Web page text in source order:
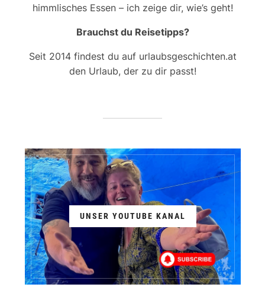
himmlisches Essen – ich zeige dir, wie’s geht!
Brauchst du Reisetipps?
Seit 2014 findest du auf urlaubsgeschichten.at
den Urlaub, der zu dir passt!
UNSER YOUTUBE KANAL